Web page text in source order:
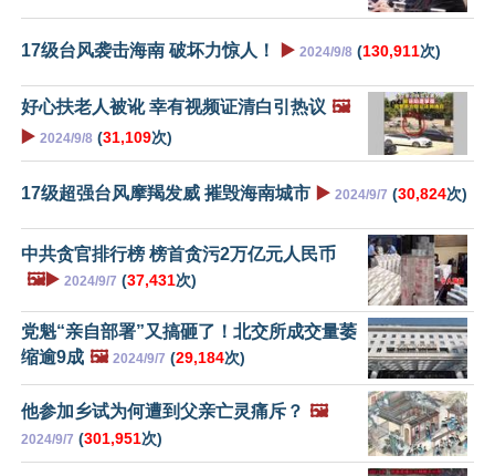
17级台风袭击海南 破坏力惊人！ ▶️ 2024/9/8 (130,911次)
好心扶老人被讹 幸有视频证清白引热议 🖼️
▶️ 2024/9/8 (31,109次)
17级超强台风摩羯发威 摧毁海南城市 ▶️ 2024/9/7 (30,824次)
中共贪官排行榜 榜首贪污2万亿元人民币
🖼️▶️ 2024/9/7 (37,431次)
党魁“亲自部署”又搞砸了！北交所成交量萎
缩逾9成 🖼️ 2024/9/7 (29,184次)
他参加乡试为何遭到父亲亡灵痛斥？ 🖼️
2024/9/7 (301,951次)